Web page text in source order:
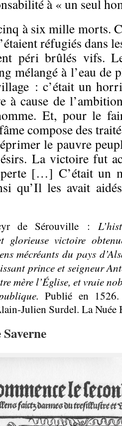
à « un seul
à six mille morts.
réfugiés dans
péri brûlés vifs.
mélangé à l’eau de
: c’était un
à cause de
Et, pour le
compose des
le pauvre
La victoire fut
perte […] C’était un
qu’Il les avait
de Sérouville :
glorieuse victoire
mécréants du pays
prince et seigneur
mère l’Église, et vraie
Publié en 1526.
Julien Surdel. La Nuée